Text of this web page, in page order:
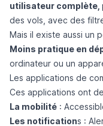
utilisateur complète,
des vols, avec des
Mais il existe aussi un
Moins pratique en
ordinateur ou un
Les applications de
Ces applications ont
La mobilité :
Les notifications :